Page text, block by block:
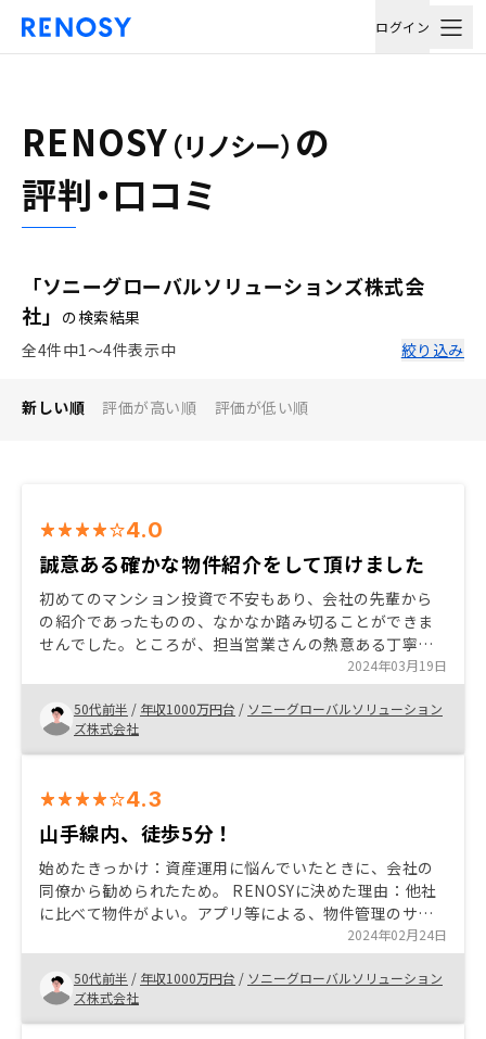
ログイン
RENOSY （リノシー） の
評判・口コミ
「ソニーグローバルソリューションズ株式会
社」 の検索結果
全4件中1〜4件表示中
絞り込み
新しい順 評価が高い順 評価が低い順
4.0
誠意ある確かな物件紹介をして頂けました
初めてのマンション投資で不安もあり、会社の先輩から
の紹介であったものの、なかなか踏み切ることができま
せんでした。ところが、担当営業さんの熱意ある丁寧な
説明と確かな物件紹介のおかげで、不安なく購入するこ
とができました。 購入後の手続きにおける書類記載につ
いて、最低限、日付(記入日/締結日)と住所(公的書類と同
じ/省略版)は、どちらを記載すべきか、説明を添えていた
だきたい。記載書類だけ送られてきても、判断ができな
2024年03月19日
50代前半 / 年収1000万円台 / ソニーグローバルソリューション
ズ株式会社
4.3
山手線内、徒歩5分！
始めたきっかけ：資産運用に悩んでいたときに、会社の
同僚から勧められたため。 RENOSYに決めた理由：他社
に比べて物件がよい。アプリ等による、物件管理のサポ
ート体制が整っているため。 お勧めポイント：会社自体
に勢いがある。物件がよい。対応はスマートで丁寧であ
る。顧客ファーストの熱意を感じる 丁寧にご対応いただ
きましたが、私の知識不足もあり、手続きにおける全体
感が把握できず、言われた作業を淡々とこなす状況とな
2024年02月24日
50代前半 / 年収1000万円台 / ソニーグローバルソリューション
ズ株式会社